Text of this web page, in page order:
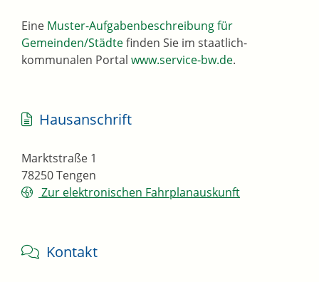
Eine Muster-Aufgabenbeschreibung für
Gemeinden/Städtefinden Sie im staatlich-
kommunalen Portal www.service-bw.de.
Hausanschrift
Marktstraße 1
78250Tengen
Zur elektronischen Fahrplanauskunft
Kontakt